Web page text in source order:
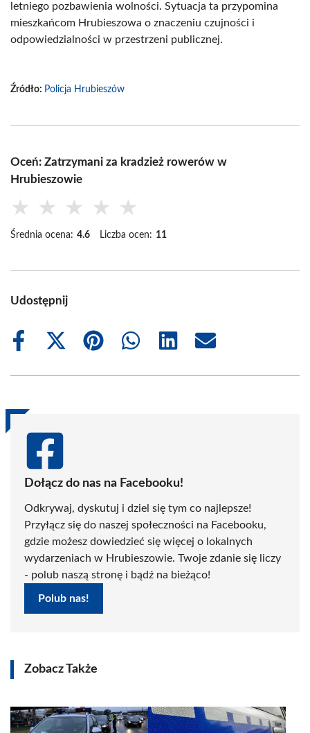
letniego pozbawienia wolności. Sytuacja ta przypomina
mieszkańcom Hrubieszowa o znaczeniu czujności i
odpowiedzialności w przestrzeni publicznej.
Źródło: Policja Hrubieszów
Oceń: Zatrzymani za kradzież rowerów w
Hrubieszowie
★ ★ ★ ★ ★
Średnia ocena: 4.6 Liczba ocen: 11
Udostępnij
Share
Share
(Twitter)
Share
Share
Share
Share
Dołącz do nas na Facebooku!
Odkrywaj, dyskutuj i dziel się tym co najlepsze!
Przyłącz się do naszej społeczności na Facebooku,
gdzie możesz dowiedzieć się więcej o lokalnych
wydarzeniach w Hrubieszowie. Twoje zdanie się liczy
- polub naszą stronę i bądź na bieżąco!
Polub nas!
Zobacz Także